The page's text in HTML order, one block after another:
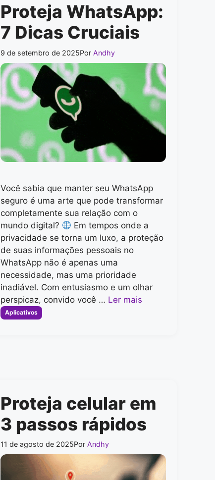
Proteja WhatsApp:
7 Dicas Cruciais
9 de setembro de 2025Por Andhy
Você sabia que manter seu WhatsApp
seguro é uma arte que pode transformar
completamente sua relação com o
mundo digital?
Em tempos onde a
privacidade se torna um luxo, a proteção
de suas informações pessoais no
WhatsApp não é apenas uma
necessidade, mas uma prioridade
inadiável. Com entusiasmo e um olhar
perspicaz, convido você … Ler mais
Categorias
Aplicativos
Proteja celular em
3 passos rápidos
11 de agosto de 2025Por Andhy